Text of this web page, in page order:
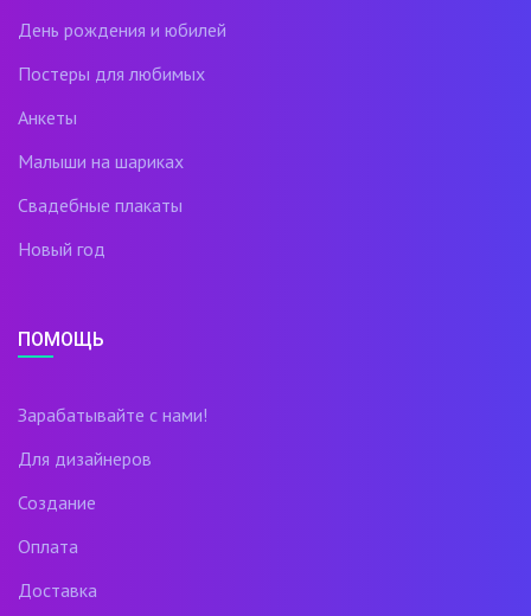
День рождения и юбилей
Постеры для любимых
Анкеты
Малыши на шариках
Свадебные плакаты
Новый год
ПОМОЩЬ
Зарабатывайте с нами!
Для дизайнеров
Создание
Оплата
Доставка